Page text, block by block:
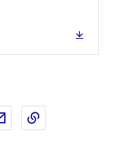
sur LinkedIn
Partager par email